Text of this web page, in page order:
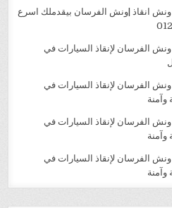
ونش انقاذ |ونش الفرسان بيقدملك اسرع
ونش الفرسان لإنقاذ السيارات في
ونش الفرسان لإنقاذ السيارات في
ونش الفرسان لإنقاذ السيارات في
ونش الفرسان لإنقاذ السيارات في